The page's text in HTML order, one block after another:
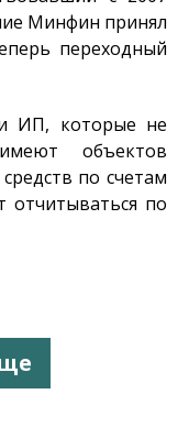
Минфин принял
переходный
ИП, которые не
объектов
по счетам
отчитываться по